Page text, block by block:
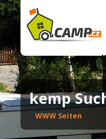
kemp
WWW Seiten